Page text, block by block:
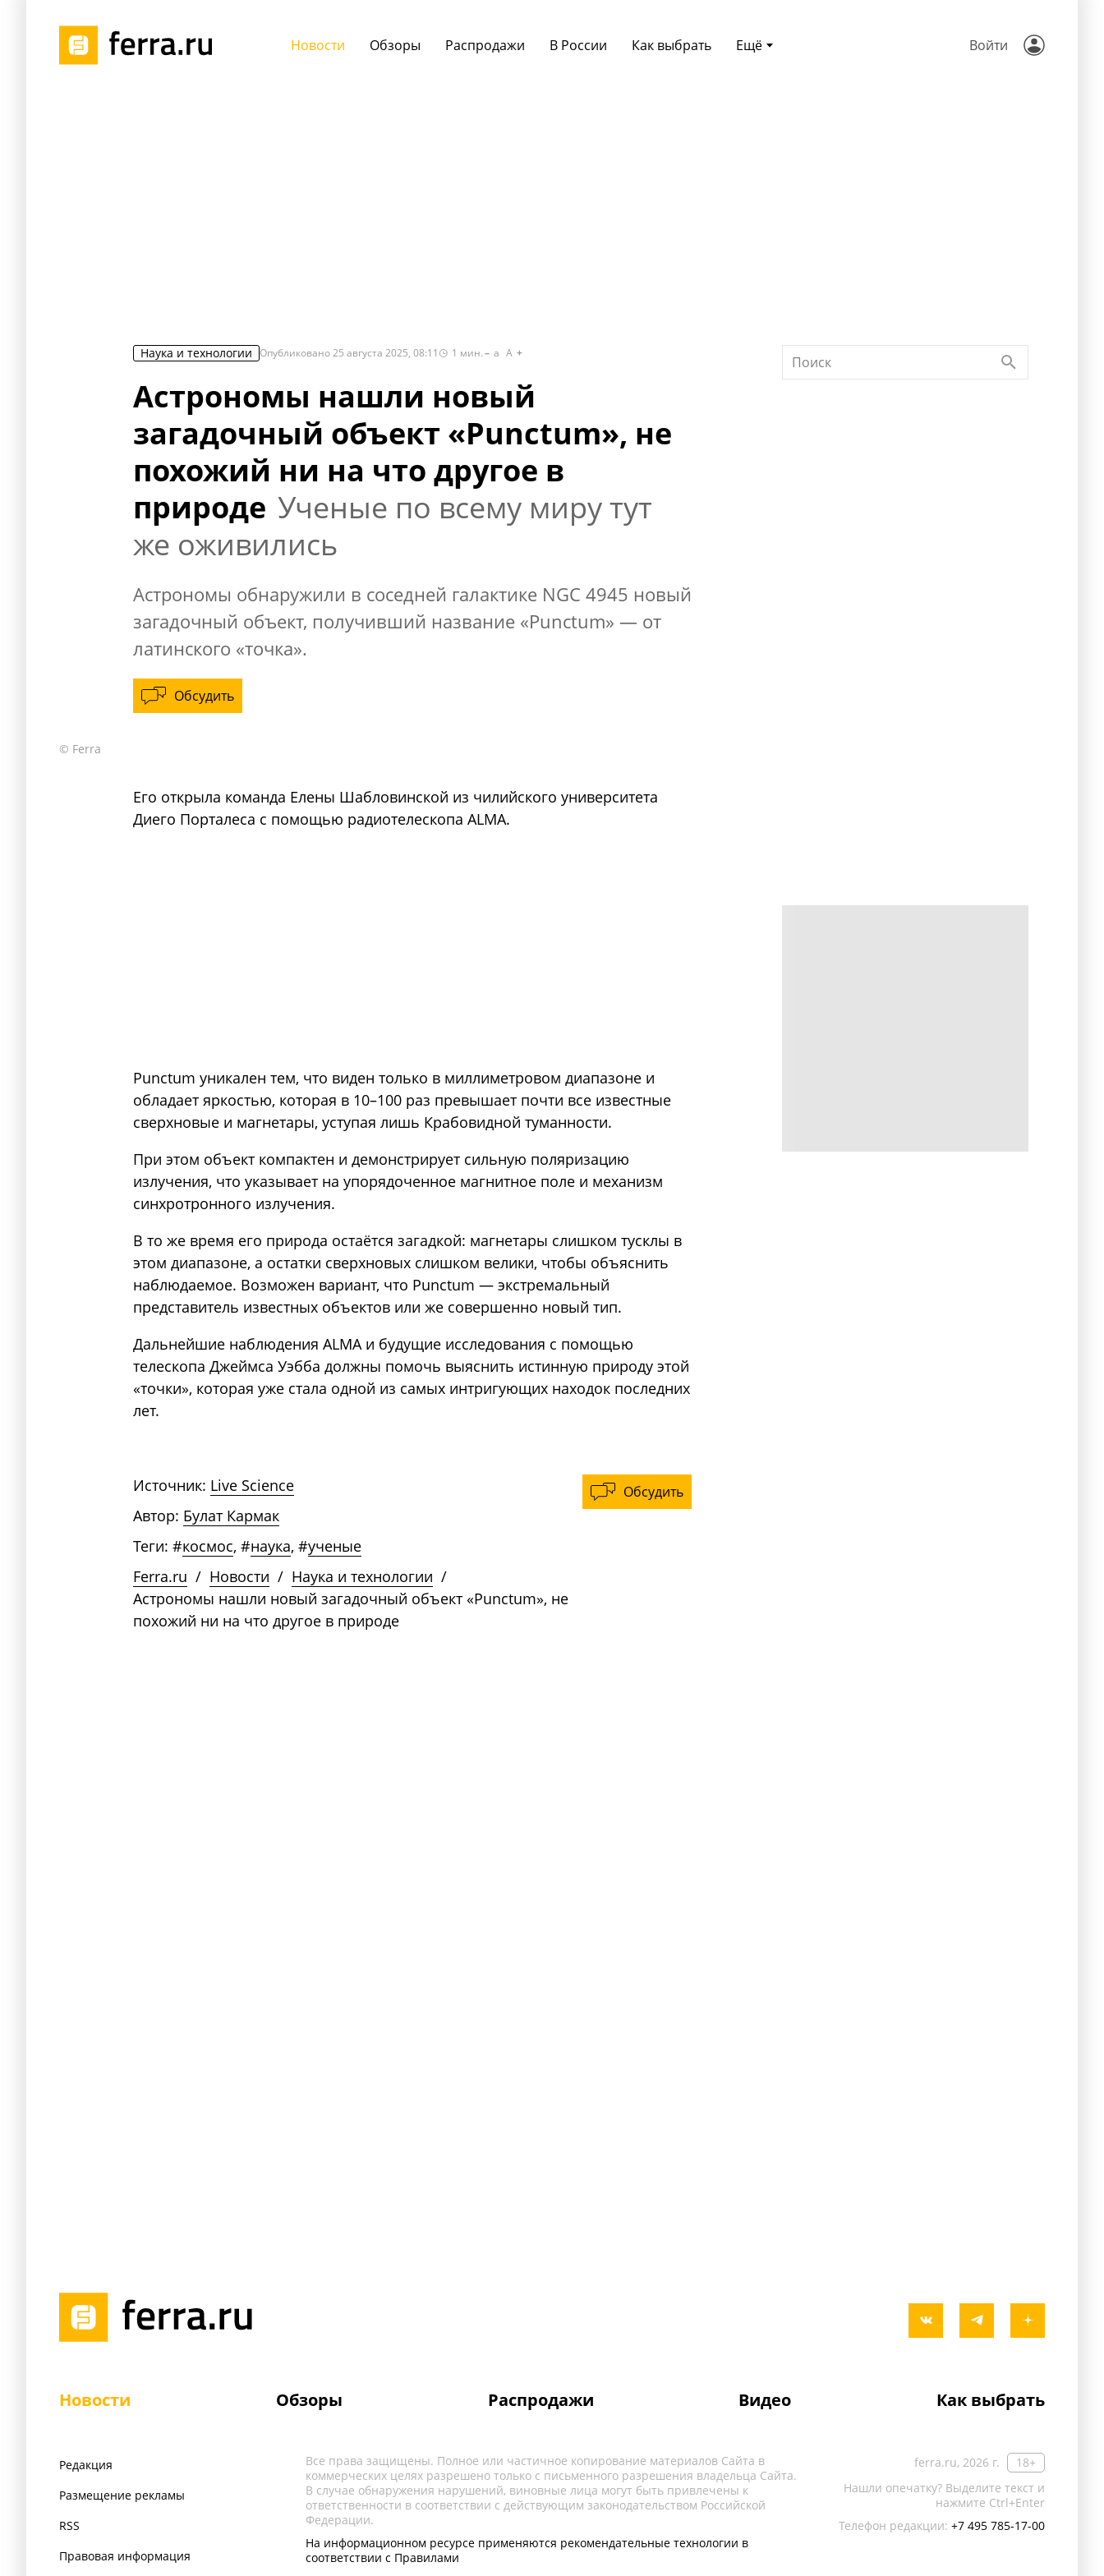
Ещё
Новости Обзоры Распродажи В России Как выбрать Войти
Наука и технологии Опубликовано25 августа 2025, 08:11 1 мин. a A
Астрономы нашли новый
загадочный объект «Punctum», не
похожий ни на что другое в
природе Ученые по всему миру тут
же оживились
Астрономы обнаружили в соседней галактике NGC 4945 новый
загадочный объект, получивший название «Punctum» — от
латинского «точка».
Обсудить
© Ferra
Его открыла команда Елены Шабловинской из чилийского университета
Диего Порталеса с помощью радиотелескопа ALMA.
Punctum уникален тем, что виден только в миллиметровом диапазоне и
обладает яркостью, которая в 10–100 раз превышает почти все известные
сверхновые и магнетары, уступая лишь Крабовидной туманности.
При этом объект компактен и демонстрирует сильную поляризацию
излучения, что указывает на упорядоченное магнитное поле и механизм
синхротронного излучения.
В то же время его природа остаётся загадкой: магнетары слишком тусклы в
этом диапазоне, а остатки сверхновых слишком велики, чтобы объяснить
наблюдаемое. Возможен вариант, что Punctum — экстремальный
представитель известных объектов или же совершенно новый тип.
Дальнейшие наблюдения ALMA и будущие исследования с помощью
телескопа Джеймса Уэбба должны помочь выяснить истинную природу этой
«точки», которая уже стала одной из самых интригующих находок последних
лет.
Обсудить
Источник: Live Science
Автор: Булат Кармак
Теги: #космос, #наука, #ученые
Ferra.ru / Новости / Наука и технологии /
Астрономы нашли новый загадочный объект «Punctum», не
похожий ни на что другое в природе
Новости Обзоры Распродажи Видео Как выбрать
Редакция
Размещение рекламы
RSS
Правовая информация
ferra.ru, 2026 г.
18+
Нашли опечатку? Выделите текст и
нажмите Ctrl+Enter
Телефон редакции: +7 495 785-17-00
Все права защищены. Полное или частичное копирование материалов Сайта в
коммерческих целях разрешено только с письменного разрешения владельца Сайта.
В случае обнаружения нарушений, виновные лица могут быть привлечены к
ответственности в соответствии с действующим законодательством Российской
Федерации.
На информационном ресурсе применяются рекомендательные технологии в
соответствии с Правилами